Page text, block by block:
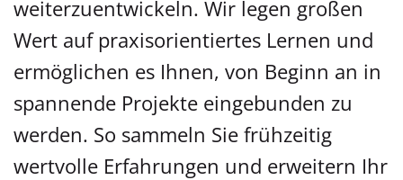
weiterzuentwickeln. Wir legen großen
Wert auf praxisorientiertes Lernen und
ermöglichen es Ihnen, von Beginn an in
spannende Projekte eingebunden zu
werden. So sammeln Sie frühzeitig
wertvolle Erfahrungen und erweitern Ihr